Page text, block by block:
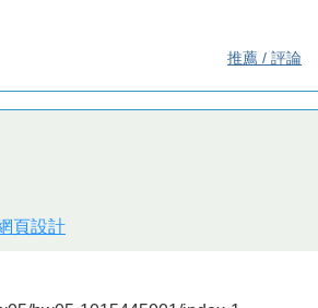
推薦 / 評論
頁設計